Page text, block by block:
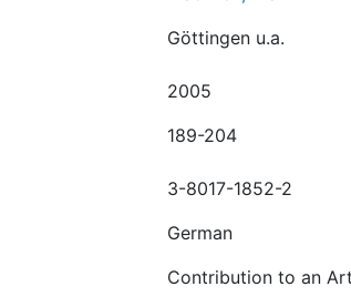
Göttingen u.a.
2005
189-204
3-8017-1852-2
German
Contribution to an